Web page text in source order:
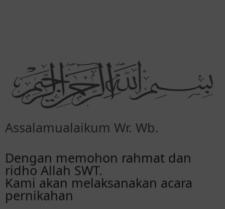
Assalamualaikum Wr. Wb.
ridho Allah SWT.
Kami akan melaksanakan acara
pernikahan